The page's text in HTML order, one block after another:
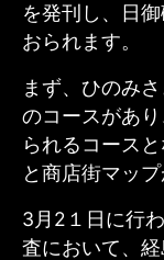
を発刊し、日
おられます。
まず、ひのみ
のコースがあ
られるコース
と商店街マッ
3月2１日に行
査において、